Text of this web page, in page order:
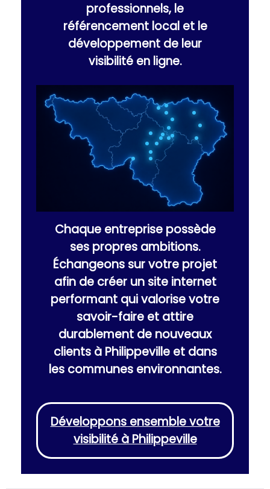
professionnels, le
référencement local et le
développement de leur
visibilité en ligne.
Chaque entreprise possède
ses propres ambitions.
Échangeons sur votre projet
afin de créer un site internet
performant qui valorise votre
savoir-faire et attire
durablement de nouveaux
clients à Philippeville et dans
les communes environnantes.
Développons ensemble votre
visibilité à Philippeville